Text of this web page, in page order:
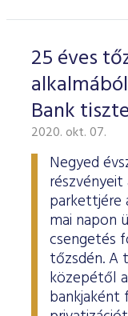
25 éves
Bank
2020. okt. 07.
Negyed
parkettjére
mai napon
csengetés
tőzsdén. A
közepétől
bankjaként